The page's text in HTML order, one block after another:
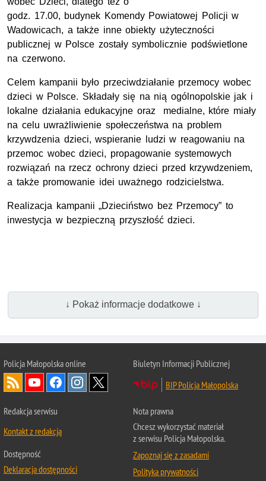
godz. 17.00, budynek Komendy Powiatowej Policji w
Wadowicach, a także inne obiekty użyteczności
publicznej w Polsce zostały symbolicznie podświetlone
na czerwono.
Celem kampanii było przeciwdziałanie przemocy wobec
dzieci w Polsce. Składały się na nią ogólnopolskie jak i
lokalne działania edukacyjne oraz medialne, które miały
na celu uwrażliwienie społeczeństwa na problem
krzywdzenia dzieci, wspieranie ludzi w reagowaniu na
przemoc wobec dzieci, propagowanie systemowych
rozwiązań na rzecz ochrony dzieci przed krzywdzeniem,
a także promowanie idei uważnego rodzicielstwa.
Realizacja kampanii „Dzieciństwo bez Przemocy” to
inwestycja w bezpieczną przyszłość dzieci.
↓ Pokaż informacje dodatkowe ↓
Policja Małopolska online
Biuletyn Informacji Publicznej
BIP Policja Małopolska
Redakcja serwisu
Kontakt z redakcją
Dostępność
Deklaracja dostępności
Nota prawna
Chcesz wykorzystać materiał
z serwisu Policja Małopolska.
Zapoznaj się z zasadami
Polityka prywatności